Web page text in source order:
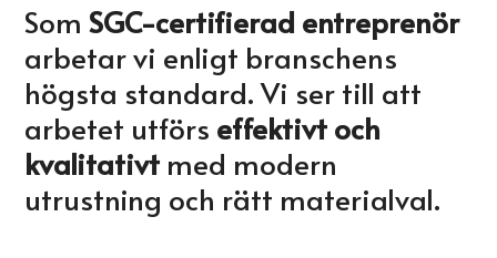
SomSGC-certifierad entreprenör
arbetar vi enligt branschens
högsta standard. Vi ser till att
arbetet utförs effektivt och
kvalitativt med modern
utrustning och rätt materialval.